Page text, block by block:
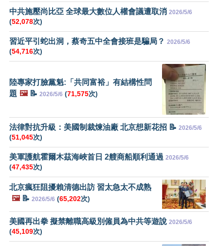
中共施壓尚比亞 全球最大數位人權會議遭取消 2026/5/6
(52,078次)
習近平引蛇出洞，蔡奇五中全會接班是騙局？ 2026/5/6
(54,716次)
陸專家打臉黨魁:「共同富裕」有結構性問
題 🖼️📝 2026/5/6 (71,575次)
法律對抗升級：美國制裁煉油廠 北京想新花招 📝 2026/5/6
(51,045次)
美軍護航霍爾木茲海峽首日 2艘商船順利通過 2026/5/6
(47,435次)
北京瘋狂阻擾賴清德出訪 習太急太不成熟
🖼️📝 2026/5/6 (65,202次)
美國再出拳 擬禁離職高級別僱員為中共等遊說 2026/5/6
(45,109次)